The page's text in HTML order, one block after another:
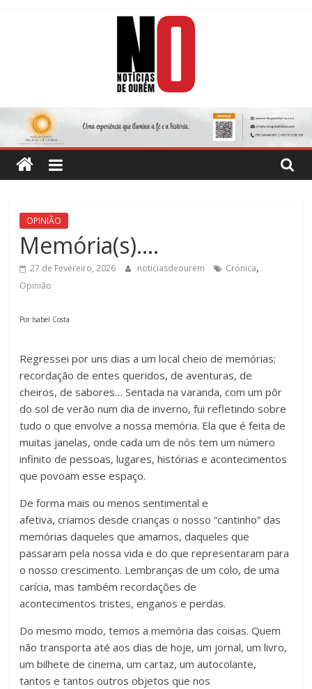
Notícias
de
Ourém
Jornal
Semanário
concelho
de
OPINIÃO
Memória(s)….
27 de Fevereiro, 2026 noticiasdeourem Crónica,
Opinião
Por Isabel Costa
Regressei por uns dias a um local cheio de memórias;
recordação de entes queridos, de aventuras, de
cheiros, de sabores… Sentada na varanda, com um pôr
do sol de verão num dia de inverno, fui refletindo sobre
tudo o que envolve a nossa memória. Ela que é feita de
muitas janelas, onde cada um de nós tem um número
infinito de pessoas, lugares, histórias e acontecimentos
que povoam esse espaço.
De forma mais ou menos sentimental e
afetiva, criamos desde crianças o nosso “cantinho” das
memórias daqueles que amamos, daqueles que
passaram pela nossa vida e do que representaram para
o nosso crescimento. Lembranças de um colo, de uma
carícia, mas também recordações de
acontecimentos tristes, enganos e perdas.
Do mesmo modo, temos a memória das coisas. Quem
não transporta até aos dias de hoje, um jornal, um livro,
um bilhete de cinema, um cartaz, um autocolante,
tantos e tantos outros objetos que nos